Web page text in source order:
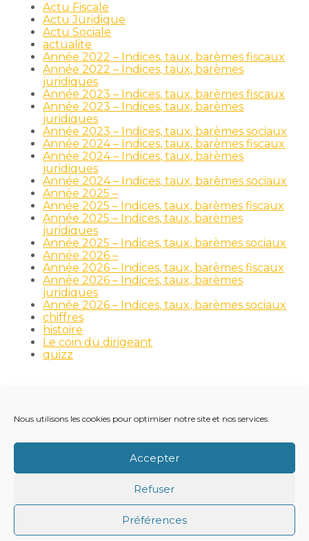
Nous utilisons les cookies pour optimiser notre site et nos services.
Accepter
Refuser
Préférences
Actu Fiscale
Actu Juridique
Actu Sociale
actualite
Année 2022 – Indices, taux, barèmes fiscaux
Année 2022 – Indices, taux, barèmes
juridiques
Année 2023 – Indices, taux, barèmes fiscaux
Année 2023 – Indices, taux, barèmes
juridiques
Année 2023 – Indices, taux, barèmes sociaux
Année 2024 – Indices, taux, barèmes fiscaux
Année 2024 – Indices, taux, barèmes
juridiques
Année 2024 – Indices, taux, barèmes sociaux
Année 2025 –
Année 2025 – Indices, taux, barèmes fiscaux
Année 2025 – Indices, taux, barèmes
juridiques
Année 2025 – Indices, taux, barèmes sociaux
Année 2026 –
Année 2026 – Indices, taux, barèmes fiscaux
Année 2026 – Indices, taux, barèmes
juridiques
Année 2026 – Indices, taux, barèmes sociaux
chiffres
histoire
Le coin du dirigeant
quizz
Principale
RECRUTEMENT
NOTRE ACTUALITÉ
VIE DU CABINET
CONTACT
MENTIONS LÉGALES